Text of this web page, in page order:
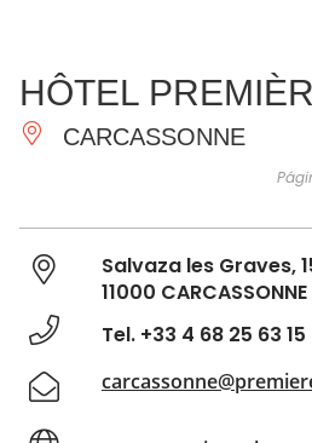
IMPRESCINDIBLES
HACER
HÔTEL
CARCASSONNE
Salvaza les Graves,
11000 CARCASSONNE
Tel. +33 4 68 25 63 15